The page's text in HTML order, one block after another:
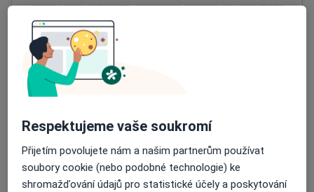
Dostupnost
Na této adrese online kalendář není aktivní
Co mám v takové situaci udělat?
Způsoby platby (soukromé návštěvy)
Na teto adrese lékař přijímá pacienty na pojišťovnu
Detaily
Respektujeme vaše soukromí
Přijetím povolujete nám a našim partnerům používat
soubory cookie (nebo podobné technologie) ke
shromažďování údajů pro statistické účely a poskytování